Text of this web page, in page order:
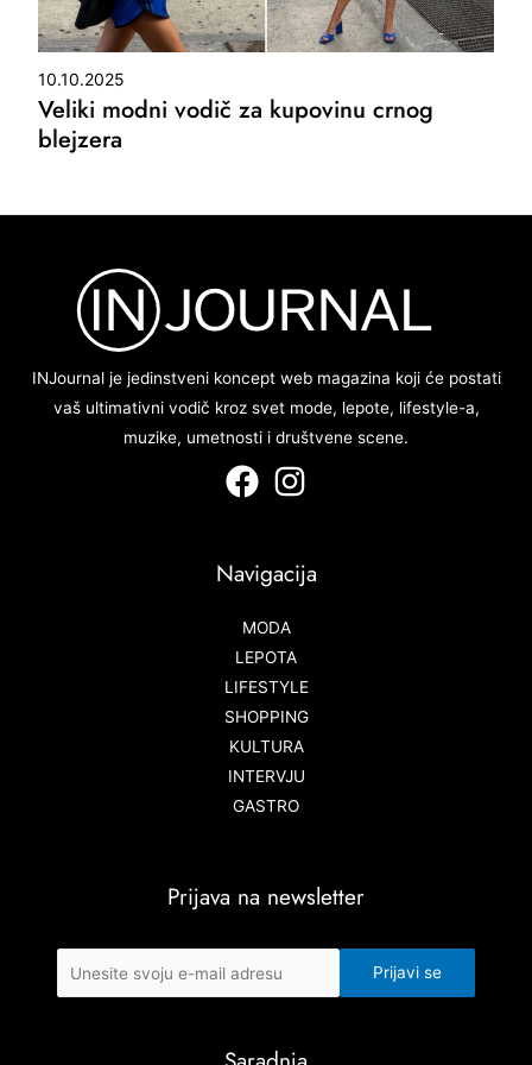
10.10.2025
Veliki modni vodič za kupovinu crnog
blejzera
INJournal je jedinstveni koncept web magazina koji će postati
vaš ultimativni vodič kroz svet mode, lepote, lifestyle-a,
muzike, umetnosti i društvene scene.
Navigacija
MODA
LEPOTA
LIFESTYLE
SHOPPING
KULTURA
INTERVJU
GASTRO
Prijava na newsletter